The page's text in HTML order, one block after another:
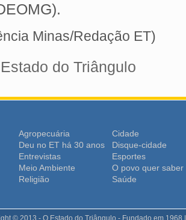
Minas/Redação ET)
do Triângulo
Agropecuária
Cidade
Deu no ET há 30 anos
Disque-cidade
Entrevistas
Esportes
Meio Ambiente
O povo quer saber
Religião Saúde
© 2013 - O Estado do Triângulo - Fundado em